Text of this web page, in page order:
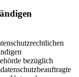
bezüglich